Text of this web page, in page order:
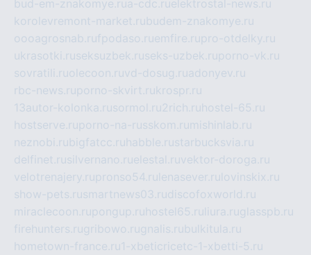
bud-em-znakomye.rua-cdc.ruelektrostal-news.ru
korolevremont-market.rubudem-znakomye.ru
oooagrosnab.rufpodaso.ruemfire.rupro-otdelky.ru
ukrasotki.ruseksuzbek.ruseks-uzbek.ruporno-vk.ru
sovratili.ruolecoon.ruvd-dosug.ruadonyev.ru
rbc-news.ruporno-skvirt.rukrospr.ru
13autor-kolonka.rusormol.ru2rich.ru hostel-65.ru
hostserve.ruporno-na-russkom.ru mishinlab.ru
neznobi.rubigfatcc.ru habble.rustarbucksvia.ru
delfinet.rusilvernano.ruelestal.ruvektor-doroga.ru
velotrenajery.rupronso54.ru lenasever.ru lovinskix.ru
show-pets.rusmartnews03.rudiscofoxworld.ru
miraclecoon.rupongup.ru hostel65.ru liura.ruglasspb.ru
firehunters.rugribowo.rugnalis.rubulkitula.ru
hometown-france.ru1-xbeticricetc-1-xbetti-5.ru